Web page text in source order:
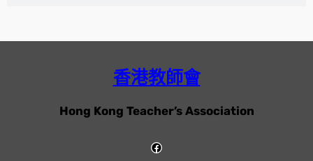
香港教師會
Hong Kong Teacher’s Association